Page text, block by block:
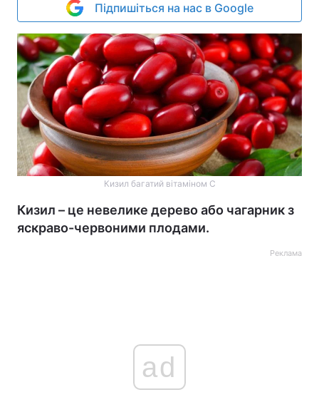
Підпишіться на нас в Google
Кизил багатий вітаміном С
Кизил – це невелике дерево або чагарник з
яскраво-червоними плодами.
Реклама
ad